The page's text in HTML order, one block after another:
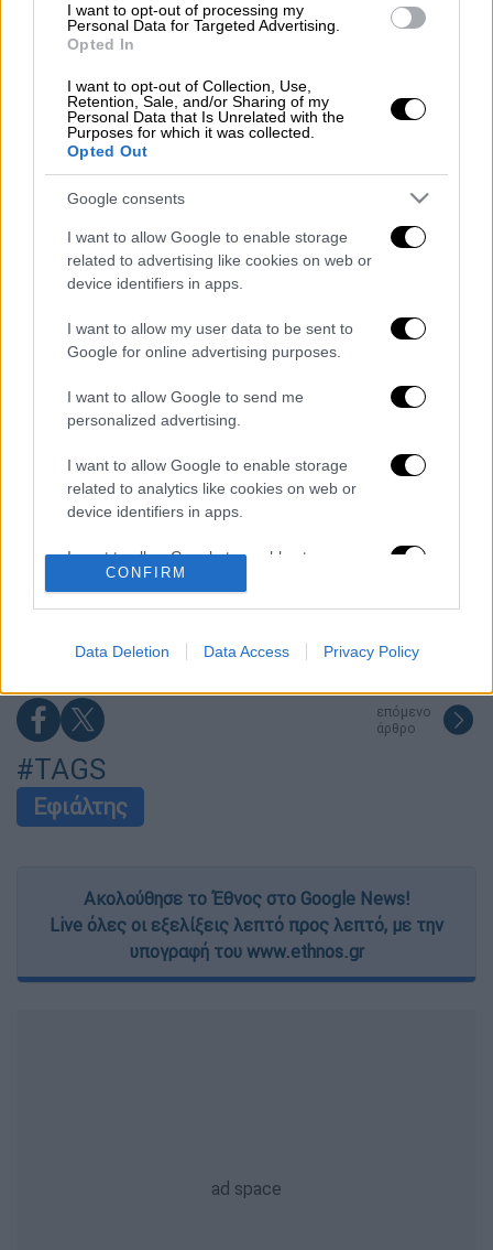
I want to opt-out of processing my
Personal Data for Targeted Advertising.
Opted In
I want to opt-out of Collection, Use,
Retention, Sale, and/or Sharing of my
Personal Data that Is Unrelated with the
Purposes for which it was collected.
Opted Out
Google consents
I want to allow Google to enable storage
related to advertising like cookies on web or
device identifiers in apps.
I want to allow my user data to be sent to
Google for online advertising purposes.
I want to allow Google to send me
personalized advertising.
I want to allow Google to enable storage
related to analytics like cookies on web or
device identifiers in apps.
I want to allow Google to enable storage
related to functionality of the website or app.
related to personalization.
I want to allow Google to enable storage
related to security, including authentication
functionality and fraud prevention, and other
user protection.
CONFIRM
Data Deletion Data Access Privacy Policy
Διαβάστε ακόμη
μεγάλη φωτιά τη γειτονιά που κάποτε τους
έδιωχνε - «Πέρασε όλη η ζωή μπροστά μου»
«Κλειδί» η ιατροδικαστική για τον 90χρονο
που έκρυβε ο γιος του στον καταψύκτη -
«Τον αγαπούσε παθολογικά»
Άνω Λιόσια: Πήγαν να κλέψουν καλώδια,
έπαθε ηλεκτροπληξία ο ένας και τον
άφησαν νεκρό στο σημείο
Το βαρύ τίμημα της υπογεννητικότητας: 11
σχολεία λιγότερα τη νέα σχολική χρονιά
στα Δωδεκάνησα
επόμενο
άρθρο
#TAGS
Εφιάλτης
Ακολούθησε το Έθνος στο Google News!
Live όλες οι εξελίξεις λεπτό προς λεπτό, με την
υπογραφή του www.ethnos.gr